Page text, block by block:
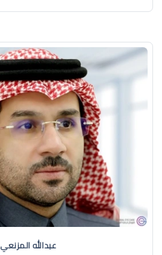
عبدالله المزنعي